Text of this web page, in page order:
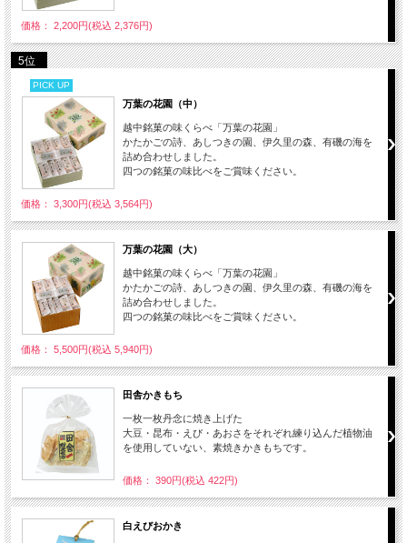
価格： 2,200円(税込 2,376円)
5位
PICK UP
万葉の花園（中）
越中銘菓の味くらべ「万葉の花園」
かたかごの詩、あしつきの園、伊久里の森、有磯の海を
詰め合わせしました。
四つの銘菓の味比べをご賞味ください。
価格： 3,300円(税込 3,564円)
万葉の花園（大）
越中銘菓の味くらべ「万葉の花園」
かたかごの詩、あしつきの園、伊久里の森、有磯の海を
詰め合わせしました。
四つの銘菓の味比べをご賞味ください。
価格： 5,500円(税込 5,940円)
田舎かきもち
一枚一枚丹念に焼き上げた
大豆・昆布・えび・あおさをそれぞれ練り込んだ植物油
を使用していない、素焼きかきもちです。
価格： 390円(税込 422円)
白えびおかき